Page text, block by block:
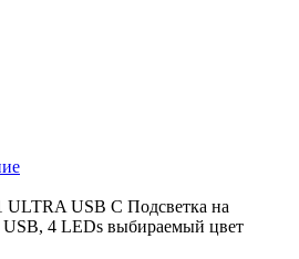
ULTRA USB C Подсветка на
4 LEDs выбираемый цвет